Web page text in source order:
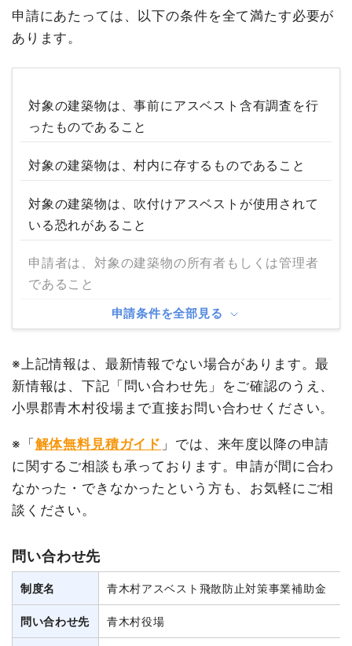
申請にあたっては、以下の条件を全て満たす必要が
あります。
対象の建築物は、事前にアスベスト含有調査を行
ったものであること
対象の建築物は、村内に存するものであること
対象の建築物は、吹付けアスベストが使用されて
いる恐れがあること
申請者は、対象の建築物の所有者もしくは管理者
であること
申請条件を全部見る
※上記情報は、最新情報でない場合があります。最
新情報は、下記「問い合わせ先」をご確認のうえ、
小県郡青木村役場まで直接お問い合わせください。
※「解体無料見積ガイド 」では、来年度以降の申請
に関するご相談も承っております。申請が間に合わ
なかった・できなかったという方も、お気軽にご相
談ください。
問い合わせ先
制度名 青木村アスベスト飛散防止対策事業補助金
問い合わせ先 青木村役場